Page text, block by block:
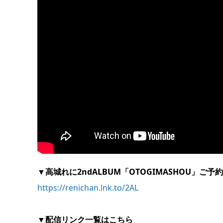
▼高城れに2ndALBUM「OTOGIMASHOU」ご予
https://renichan.lnk.to/2AL
▼配信リンク一覧はこちら